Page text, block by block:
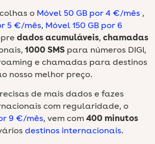
o Móvel 50 GB por 4 €/mês ,
5 €/mês, Móvel 150 GB por 6
dados acumuláveis, chamadas
1000 SMS para números DIGI,
e chamadas para destinos
nosso melhor preço.
de mais dados e fazes
com regularidade, o
9 €/mês, vem com 400 minutos
destinos internacionais.